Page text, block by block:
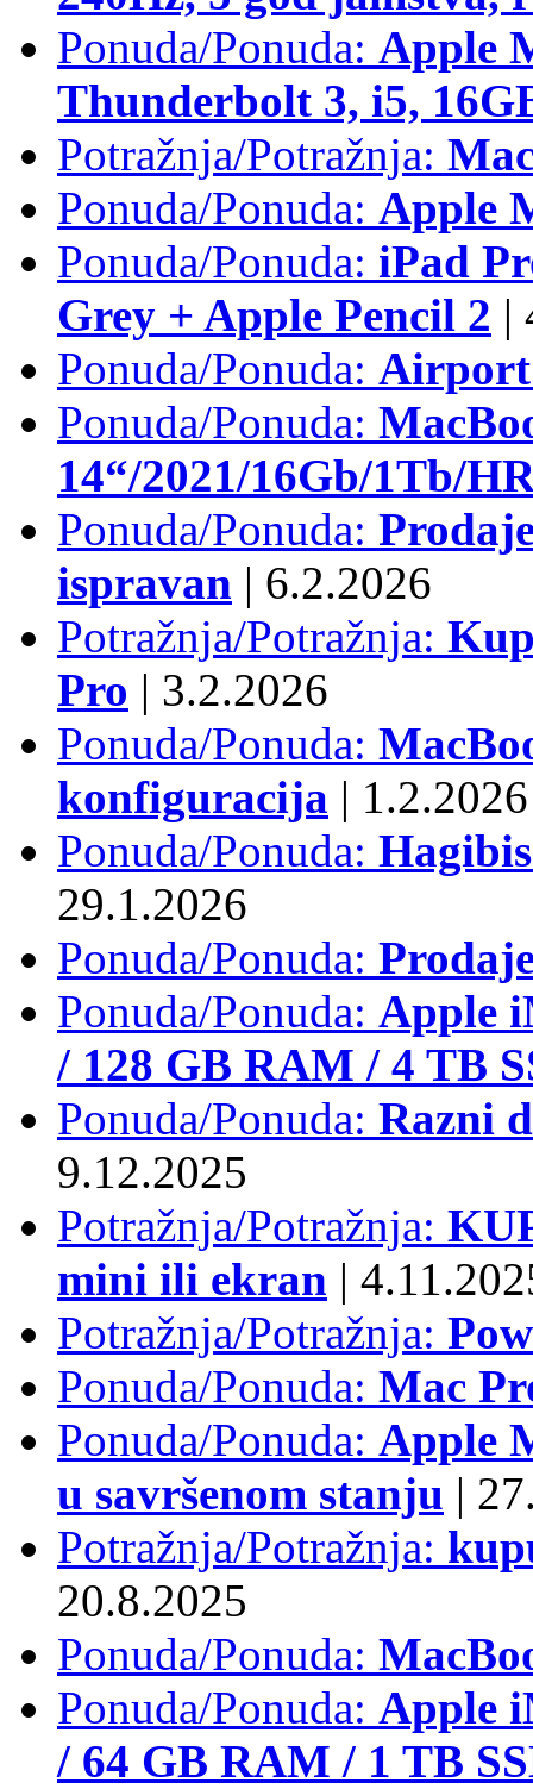
Ponuda/Ponuda: Apple
Thunderbolt 3, i5,
Potražnja/Potražnja:
Ponuda/Ponuda: Apple
Ponuda/Ponuda: iPad
Grey + Apple Pencil 2 |
Ponuda/Ponuda: Airport
Ponuda/Ponuda:
14“/2021/16Gb/1Tb/
Ponuda/Ponuda:
ispravan | 6.2.2026
Potražnja/Potražnja:
Pro | 3.2.2026
Ponuda/Ponuda:
konfiguracija | 1.2.2026
Ponuda/Ponuda:
29.1.2026
Ponuda/Ponuda:
Ponuda/Ponuda: Apple
/ 128 GB RAM / 4 TB
Ponuda/Ponuda: Razni
9.12.2025
Potražnja/Potražnja:
mini ili ekran |
Potražnja/Potražnja:
Ponuda/Ponuda: Mac
Ponuda/Ponuda: Apple
u savršenom stanju |
Potražnja/Potražnja:
20.8.2025
Ponuda/Ponuda:
Ponuda/Ponuda: Apple
/ 64 GB RAM / 1 TB